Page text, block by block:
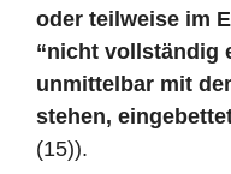
oder teilweise im
“nicht vollständig
unmittelbar mit
stehen,
(15)).